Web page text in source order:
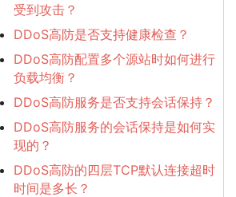
受到攻击？
DDoS高防是否支持健康检查？
DDoS高防配置多个源站时如何进行
负载均衡？
DDoS高防服务是否支持会话保持？
DDoS高防服务的会话保持是如何实
现的？
DDoS高防的四层TCP默认连接超时
时间是多长？